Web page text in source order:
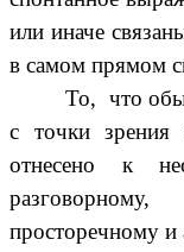
или иначе
в самом прямом
То, что
с точки зрения
отнесено к
просторечному и